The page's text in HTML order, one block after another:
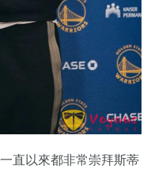
直以來都非常崇拜斯蒂